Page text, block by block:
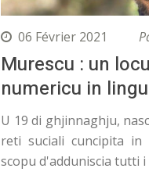
06 Février 2021
Murescu : un
numericu in
U 19 di ghjinnaghju,
reti suciali cuncipita
scopu d'adduniscia tutti i